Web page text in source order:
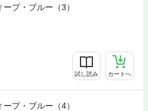
プ・ブルー（3）
試し読み カートへ
プ・ブルー（4）